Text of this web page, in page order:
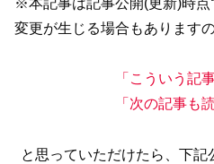
変更が生じる場合もあります
「こういう記
「次の記事も
と思っていただけたら、下